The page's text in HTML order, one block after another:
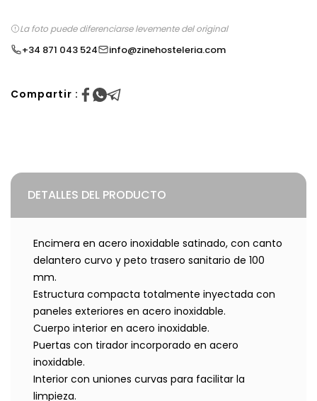
La foto puede diferenciarse levemente del original
+34 871 043 524 info@zinehosteleria.com
Compartir :
DETALLES DEL PRODUCTO
Encimera en acero inoxidable satinado, con canto
delantero curvo y peto trasero sanitario de 100
mm.
Estructura compacta totalmente inyectada con
paneles exteriores en acero inoxidable.
Cuerpo interior en acero inoxidable.
Puertas con tirador incorporado en acero
inoxidable.
Interior con uniones curvas para facilitar la
limpieza.